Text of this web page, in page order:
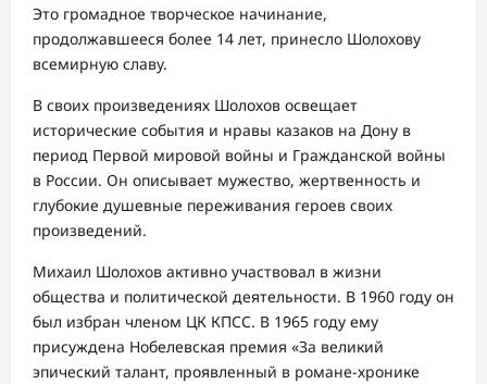
Это громадное творческое начинание,
продолжавшееся более 14 лет, принесло Шолохову
всемирную славу.
В своих произведениях Шолохов освещает
исторические события и нравы казаков на Дону в
период Первой мировой войны и Гражданской войны
в России. Он описывает мужество, жертвенность и
глубокие душевные переживания героев своих
произведений.
Михаил Шолохов активно участвовал в жизни
общества и политической деятельности. В 1960 году он
был избран членом ЦК КПСС. В 1965 году ему
присуждена Нобелевская премия «За великий
эпический талант, проявленный в романе-хронике